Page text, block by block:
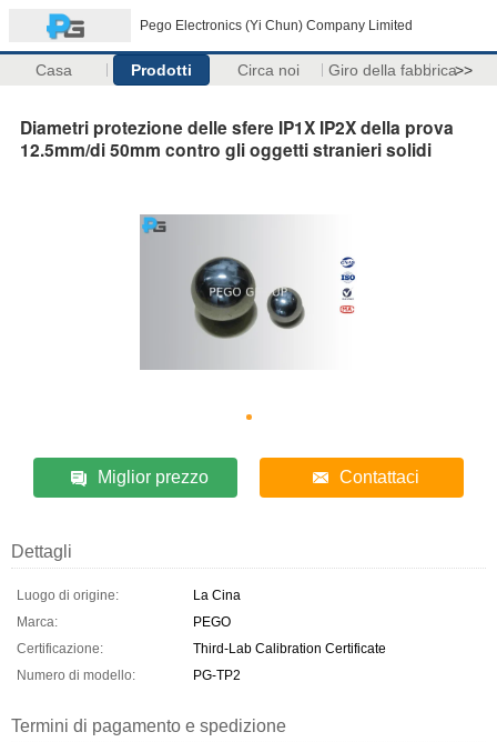
Pego Electronics (Yi Chun) Company Limited
Casa Prodotti Circa noi Giro della fabbrica>>
Diametri protezione delle sfere IP1X IP2X della prova
12.5mm/di 50mm contro gli oggetti stranieri solidi
Miglior prezzo Contattaci
Dettagli
Luogo di origine:
La Cina
Marca:
PEGO
Certificazione:
Third-Lab Calibration Certificate
Numero di modello:
PG-TP2
Termini di pagamento e spedizione